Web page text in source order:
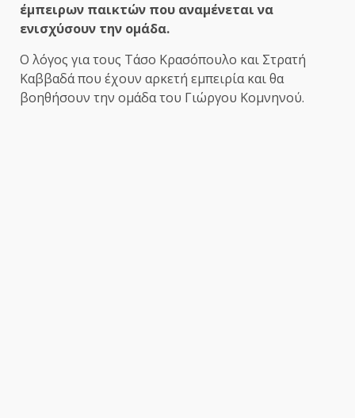
έμπειρων παικτών που αναμένεται να
ενισχύσουν την ομάδα.
Ο λόγος για τους Τάσο Κρασόπουλο και Στρατή
Καββαδά που έχουν αρκετή εμπειρία και θα
βοηθήσουν την ομάδα του Γιώργου Κομνηνού.